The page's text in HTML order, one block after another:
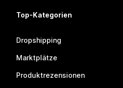
Top-Kategorien
Dropshipping
Marktplätze
Produktrezensionen